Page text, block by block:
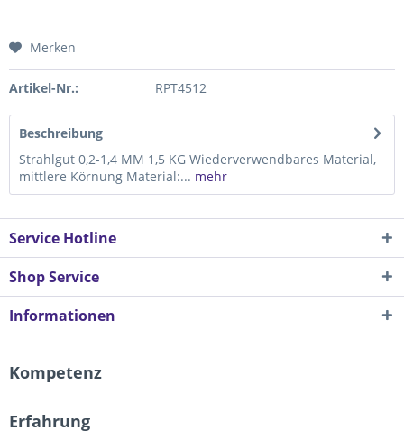
Merken
Artikel-Nr.: RPT4512
Beschreibung
Strahlgut 0,2-1,4 MM 1,5 KG Wiederverwendbares Material,
mittlere Körnung Material:... mehr
Service Hotline
Shop Service
Informationen
Kompetenz
Erfahrung